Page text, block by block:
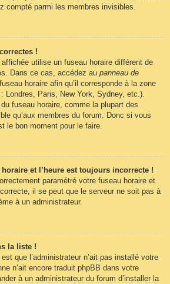
compté parmi les membres invisibles.
!
utilise un fuseau horaire différent de
Dans ce cas, accédez au panneau de
horaire afin qu’il corresponde à la zone
Londres, Paris, New York, Sydney, etc.).
fuseau horaire, comme la plupart des
qu’aux membres du forum. Donc si vous
le bon moment pour le faire.
et l’heure est toujours incorrecte !
paramétré votre fuseau horaire et
il se peut que le serveur ne soit pas à
à un administrateur.
la liste !
que l’administrateur n’ait pas installé votre
n’ait encore traduit phpBB dans votre
à un administrateur du forum d’installer la